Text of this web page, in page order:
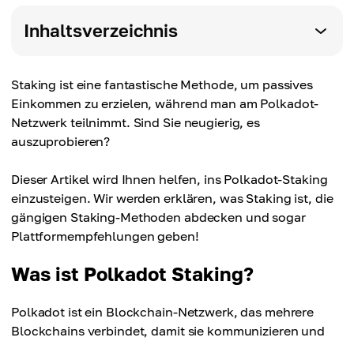
Inhaltsverzeichnis
Staking ist eine fantastische Methode, um passives
Einkommen zu erzielen, während man am Polkadot-
Netzwerk teilnimmt. Sind Sie neugierig, es
auszuprobieren?
Dieser Artikel wird Ihnen helfen, ins Polkadot-Staking
einzusteigen. Wir werden erklären, was Staking ist, die
gängigen Staking-Methoden abdecken und sogar
Plattformempfehlungen geben!
Was ist Polkadot Staking?
Polkadot ist ein Blockchain-Netzwerk, das mehrere
Blockchains verbindet, damit sie kommunizieren und